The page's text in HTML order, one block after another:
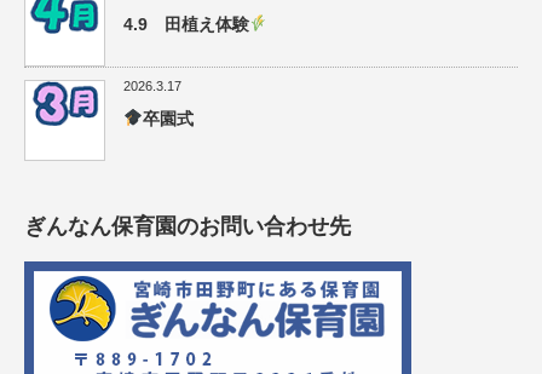
4.9 田植え体験
2026.3.17
卒園式
ぎんなん保育園のお問い合わせ先